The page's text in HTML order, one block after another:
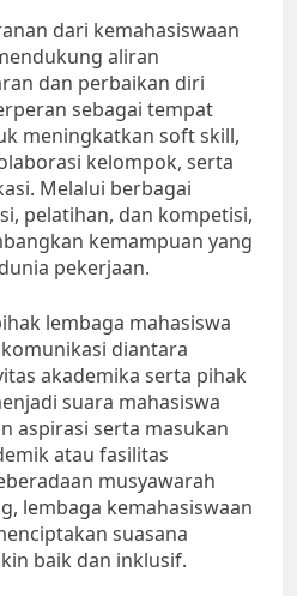
dari kemahasiswaan
aliran
dan perbaikan diri
sebagai tempat
meningkatkan soft skill,
kelompok, serta
Melalui berbagai
pelatihan, dan kompetisi,
kemampuan yang
pekerjaan.
lembaga mahasiswa
diantara
akademika serta pihak
suara mahasiswa
aspirasi serta masukan
atau fasilitas
musyawarah
lembaga kemahasiswaan
suasana
baik dan inklusif.